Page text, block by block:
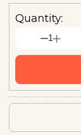
Quantity:
1